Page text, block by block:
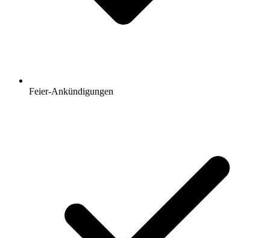
Feier-Ankündigungen